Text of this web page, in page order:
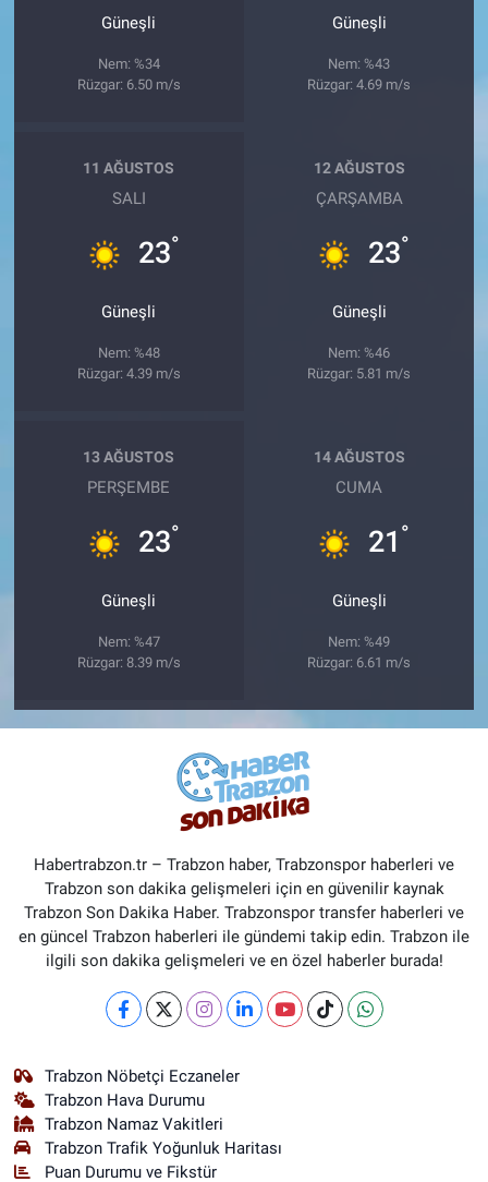
Güneşli
Nem: %34
Rüzgar: 6.50 m/s
Güneşli
Nem: %43
Rüzgar: 4.69 m/s
11 AĞUSTOS
SALI
23°
Güneşli
Nem: %48
Rüzgar: 4.39 m/s
12 AĞUSTOS
ÇARŞAMBA
23°
Güneşli
Nem: %46
Rüzgar: 5.81 m/s
13 AĞUSTOS
PERŞEMBE
23°
Güneşli
Nem: %47
Rüzgar: 8.39 m/s
14 AĞUSTOS
CUMA
21 °
Güneşli
Nem: %49
Rüzgar: 6.61 m/s
Habertrabzon.tr – Trabzon haber, Trabzonspor haberleri ve
Trabzon son dakika gelişmeleri için en güvenilir kaynak
Trabzon Son Dakika Haber. Trabzonspor transfer haberleri ve
en güncel Trabzon haberleri ile gündemi takip edin. Trabzon ile
ilgili son dakika gelişmeleri ve en özel haberler burada!
Trabzon Nöbetçi Eczaneler
Trabzon Hava Durumu
Trabzon Namaz Vakitleri
Trabzon Trafik Yoğunluk Haritası
Puan Durumu ve Fikstür